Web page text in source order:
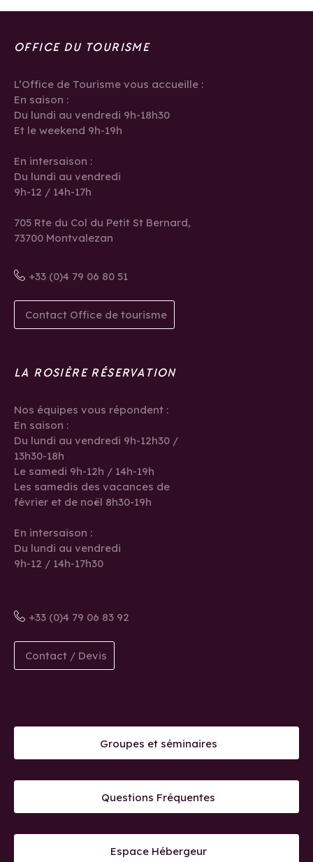
OFFICE DU TOURISME
L’Office de Tourisme vous accueille :
En saison :
Du lundi au vendredi 9h-18h30
Et le weekend 9h-19h
En intersaison :
Du lundi au vendredi
9h-12 / 14h-17h
705 Rte du Col du Petit St Bernard,
73700 Montvalezan
+33 (0)4 79 06 80 51
Contact Office de tourisme
LA ROSIÈRE RÉSERVATION
Nos équipes vous répondent :
En saison :
Du lundi au vendredi 9h-12h30 /
13h30-18h
Le samedi 9h-12h / 14h-19h
Les samedis des vacances de
février et de noël 8h30-19h
En intersaison :
Du lundi au vendredi
9h-12 / 14h-17h30
+33 (0)4 79 06 83 92
Contact / Devis
Groupes et séminaires
Questions Fréquentes
Espace Hébergeur